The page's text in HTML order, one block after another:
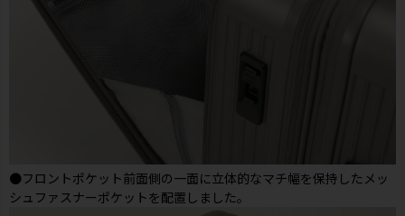
●フロントポケット前面側の一面に立体的なマチ幅を保持したメッ
シュファスナーポケットを配置しました。